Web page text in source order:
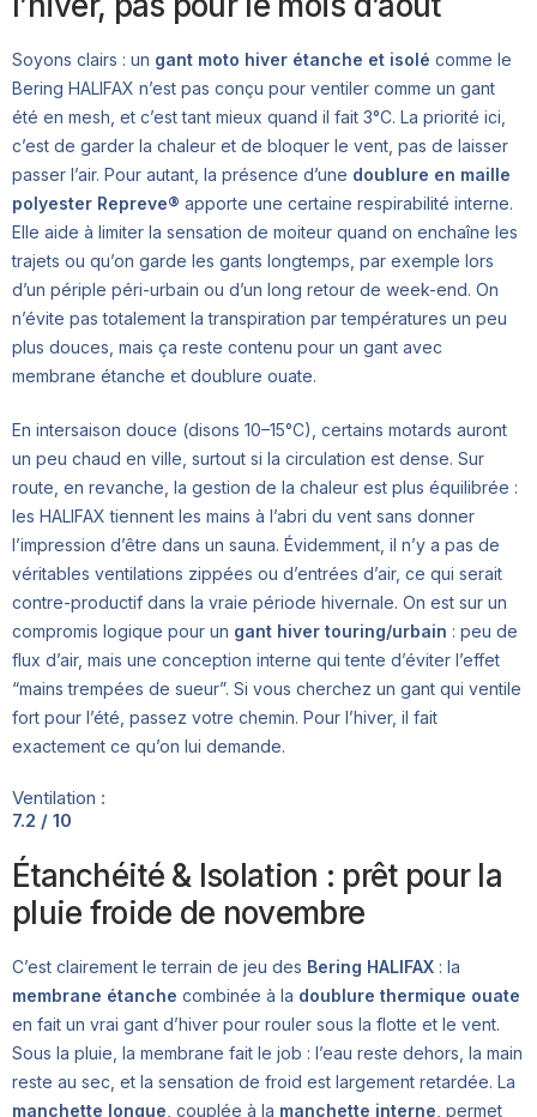
Soyons clairs : un gant moto hiver étanche et isolé comme le
Bering HALIFAX n’est pas conçu pour ventiler comme un gant
été en mesh, et c’est tant mieux quand il fait 3°C. La priorité ici,
c’est de garder la chaleur et de bloquer le vent, pas de laisser
passer l’air. Pour autant, la présence d’une doublure en maille
polyester Repreve® apporte une certaine respirabilité interne.
Elle aide à limiter la sensation de moiteur quand on enchaîne les
trajets ou qu’on garde les gants longtemps, par exemple lors
d’un périple péri-urbain ou d’un long retour de week-end. On
n’évite pas totalement la transpiration par températures un peu
plus douces, mais ça reste contenu pour un gant avec
membrane étanche et doublure ouate.
En intersaison douce (disons 10–15°C), certains motards auront
un peu chaud en ville, surtout si la circulation est dense. Sur
route, en revanche, la gestion de la chaleur est plus équilibrée :
les HALIFAX tiennent les mains à l’abri du vent sans donner
l’impression d’être dans un sauna. Évidemment, il n’y a pas de
véritables ventilations zippées ou d’entrées d’air, ce qui serait
contre-productif dans la vraie période hivernale. On est sur un
compromis logique pour un gant hiver touring/urbain : peu de
flux d’air, mais une conception interne qui tente d’éviter l’effet
“mains trempées de sueur”. Si vous cherchez un gant qui ventile
fort pour l’été, passez votre chemin. Pour l’hiver, il fait
exactement ce qu’on lui demande.
Ventilation :
7.2 / 10
Étanchéité & Isolation : prêt pour la
pluie froide de novembre
C’est clairement le terrain de jeu des Bering HALIFAX : la
membrane étanche combinée à la doublure thermique ouate
en fait un vrai gant d’hiver pour rouler sous la flotte et le vent.
Sous la pluie, la membrane fait le job : l’eau reste dehors, la main
reste au sec, et la sensation de froid est largement retardée. La
manchette longue , couplée à la manchette interne , permet